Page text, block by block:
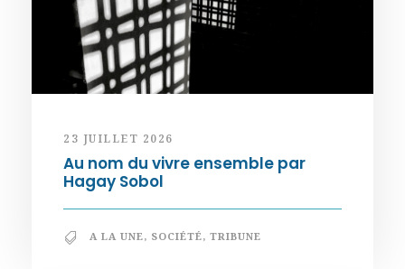
23 JUILLET 2026
Au nom du vivre ensemble par
Hagay Sobol
A LA UNE, SOCIÉTÉ, TRIBUNE